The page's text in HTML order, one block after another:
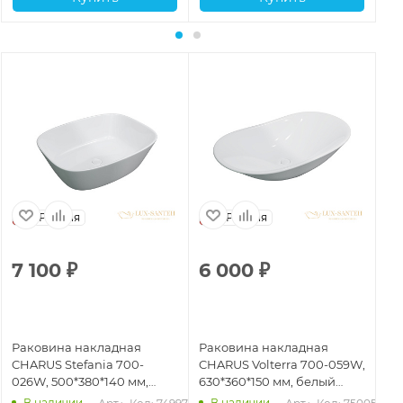
Россия
7 100 ₽
Раковина накладная
CHARUS Stefania 700-
026W, 500*380*140 мм,
белый глянцевый
Россия
6 000 ₽
Раковина накладная
CHARUS Volterra 700-059W,
630*360*150 мм, белый
глянцевый